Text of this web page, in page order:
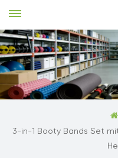
3-in-1 Booty Bands Set